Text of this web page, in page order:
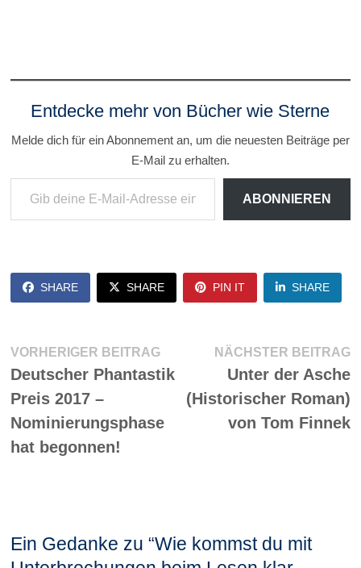
Entdecke mehr von Bücher wie Sterne
Melde dich für ein Abonnement an, um die neuesten Beiträge per
E-Mail zu erhalten.
Gib deine E-Mail-Adresse ein ...
ABONNIEREN
SHARE SHARE PIN IT SHARE
Beitragsnavigation
VORHERIGER BEITRAGVorheriger
Beitrag:
Deutscher Phantastik
Preis 2017 –
Nominierungsphase
hat begonnen!
NÄCHSTER BEITRAG
Unter der Asche
(Historischer Roman)
von Tom Finnek
Ein Gedanke zu “Wie kommst du mit